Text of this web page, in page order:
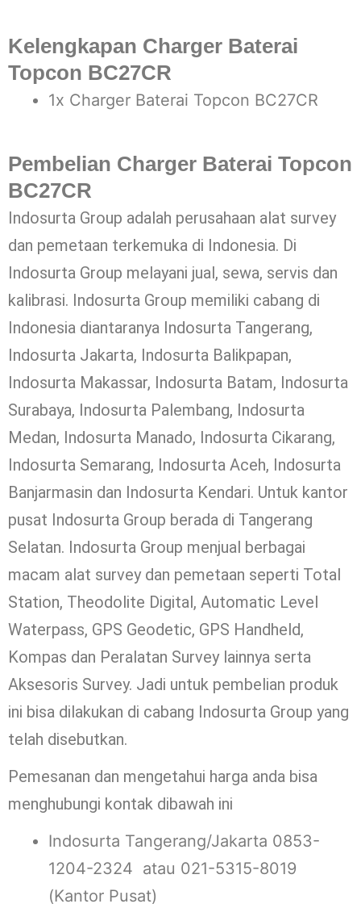
Kelengkapan Charger Baterai
Topcon BC27CR
1x Charger Baterai Topcon BC27CR
Pembelian Charger Baterai Topcon
BC27CR
Indosurta Group adalah perusahaan alat survey
dan pemetaan terkemuka di Indonesia. Di
Indosurta Group melayani jual, sewa, servis dan
kalibrasi. Indosurta Group memiliki cabang di
Indonesia diantaranya Indosurta Tangerang,
Indosurta Jakarta, Indosurta Balikpapan,
Indosurta Makassar, Indosurta Batam, Indosurta
Surabaya, Indosurta Palembang, Indosurta
Medan, Indosurta Manado, Indosurta Cikarang,
Indosurta Semarang, Indosurta Aceh, Indosurta
Banjarmasin dan Indosurta Kendari. Untuk kantor
pusat Indosurta Group berada di Tangerang
Selatan. Indosurta Group menjual berbagai
macam alat survey dan pemetaan seperti Total
Station, Theodolite Digital, Automatic Level
Waterpass, GPS Geodetic, GPS Handheld,
Kompas dan Peralatan Survey lainnya serta
Aksesoris Survey. Jadi untuk pembelian produk
ini bisa dilakukan di cabang Indosurta Group yang
telah disebutkan.
Pemesanan dan mengetahui harga anda bisa
menghubungi kontak dibawah ini
Indosurta Tangerang/Jakarta 0853-
1204-2324 atau 021-5315-8019
(Kantor Pusat)